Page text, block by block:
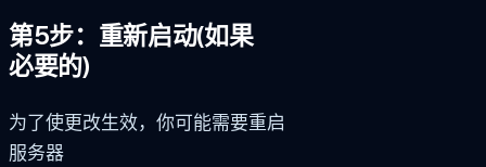
第5步：重新启动(如果
必要的)
为了使更改生效，你可能需要重启
服务器